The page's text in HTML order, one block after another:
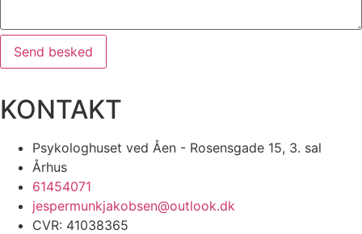
Send besked
KONTAKT
Psykologhuset ved Åen - Rosensgade 15, 3. sal
Århus
61454071
jespermunkjakobsen@outlook.dk
CVR: 41038365